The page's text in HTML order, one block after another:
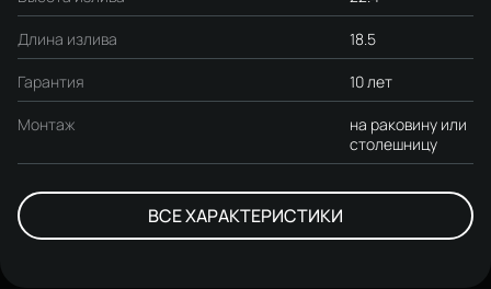
Длина излива 18.5
Гарантия 10 лет
Монтаж
на раковину или
столешницу
ВСЕ ХАРАКТЕРИСТИКИ